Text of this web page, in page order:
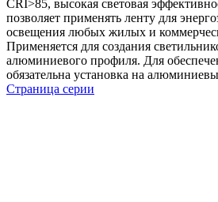
CRI>85, высокая световая
позволяет применять ленту для
освещения любых жилых и
Применяется для создания
алюминиевого профиля. Для
обязательна установка на
Страница серии